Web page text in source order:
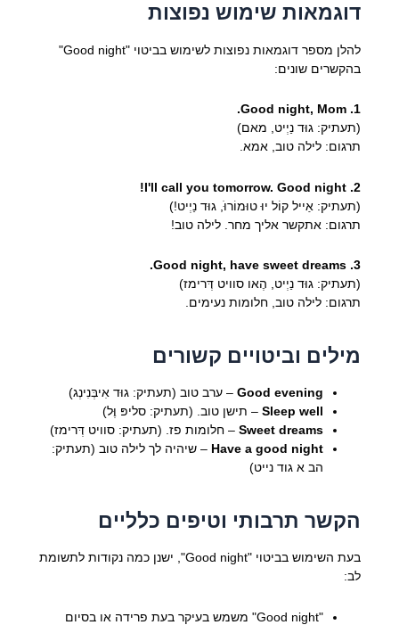
דוגמאות שימוש נפוצות
להלן מספר דוגמאות נפוצות לשימוש בביטוי "Good night"
בהקשרים שונים:
1. Good night, Mom.
(תעתיק: גוּד נַיְיט, מאם)
תרגום: לילה טוב, אמא.
2. I'll call you tomorrow. Good night!
(תעתיק: אַייל קוֹל יוּּ טוּמוֹרוֹּ, גוּד נַיְיט!)
תרגום: אתקשר אליך מחר. לילה טוב!
3. Good night, have sweet dreams.
(תעתיק: גוּד נַיְיט, הֶאו סוויט דְּרימז)
תרגום: לילה טוב, חלומות נעימים.
מילים וביטויים קשורים
Good evening– ערב טוב (תעתיק: גוּד אִיבְּנִינְג)
Sleep well– תישן טוב. (תעתיק: סליפּ וֶּל)
Sweet dreams– חלומות פז. (תעתיק: סוויט דְּרימז)
Have a good night – שיהיה לך לילה טוב (תעתיק:
הב א גוד נייט)
הקשר תרבותי וטיפים כלליים
בעת השימוש בביטוי "Good night", ישנן כמה נקודות לתשומת
לב:
"Good night" משמש בעיקר בעת פרידה או בסיום